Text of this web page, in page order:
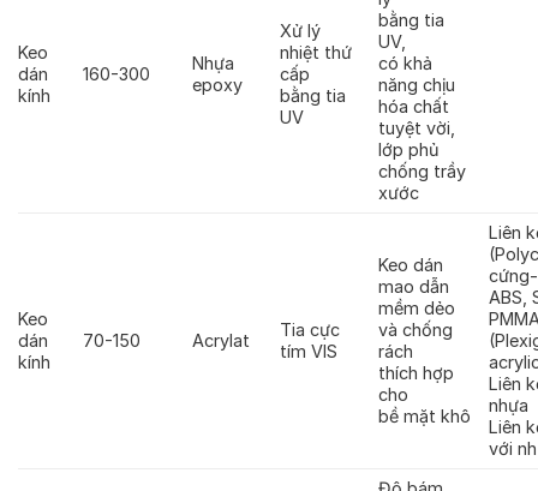
Keo
dán
kính
160-300
Nhựa
epoxy
Xử lý
nhiệt thứ
cấp
bằng tia
UV
bằng tia
UV,
có khả
năng chịu
hóa chất
tuyệt vời,
lớp phủ
chống trầy
xước
Keo
dán
kính
70-150 Acrylat
Tia cực
tím VIS
Keo dán
mao dẫn
mềm dẻo
và chống
rách
thích hợp
cho
bề mặt khô
Liên
cứng-
ABS,
Liên
nhựa
Liên
với